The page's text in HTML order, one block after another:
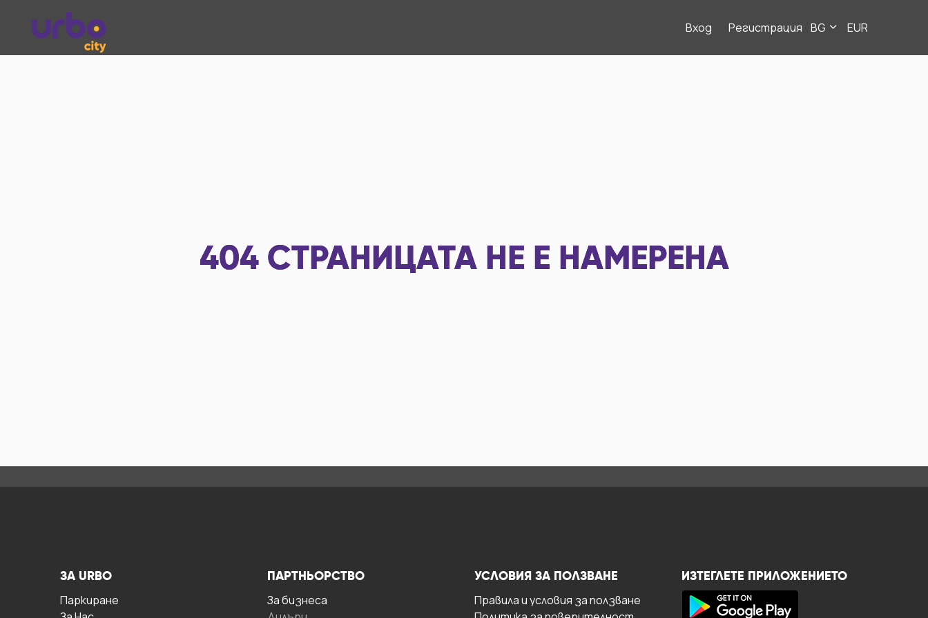
Вход Регистрация BG EUR
404 СТРАНИЦАТА НЕ Е НАМЕРЕНА
ЗА URBO
Паркиране
ПАРТНЬОРСТВО
За бизнесa
УСЛОВИЯ ЗА ПОЛЗВАНЕ
Правила и условия за ползване
ИЗТЕГЛЕТЕ ПРИЛОЖЕНИЕТО